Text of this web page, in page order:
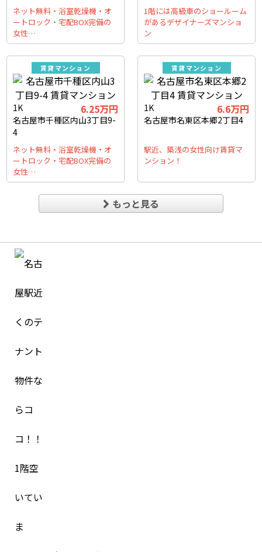
ネット無料・浴室乾燥機・オ
ートロック・宅配BOX完備の
女性…
1階には高級車のショールーム
があるデザイナーズマンショ
ン
賃貸マンション
1K 6.25万円
名古屋市千種区内山3丁目9-
4
ネット無料・浴室乾燥機・オ
ートロック・宅配BOX完備の
女性…
賃貸マンション
1K 6.6万円
名古屋市名東区本郷2丁目4
駅近、築浅の女性向け賃貸マ
ンション！
もっと見る